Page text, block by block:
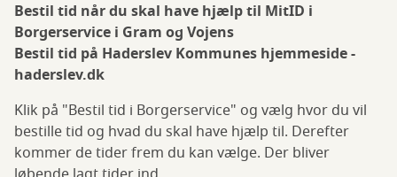
Bestil tid når du skal have hjælp til MitID i
Borgerservice i Gram og Vojens
Bestil tid på Haderslev Kommunes hjemmeside -
haderslev.dk
Klik på "Bestil tid i Borgerservice" og vælg hvor du vil
bestille tid og hvad du skal have hjælp til. Derefter
kommer de tider frem du kan vælge. Der bliver